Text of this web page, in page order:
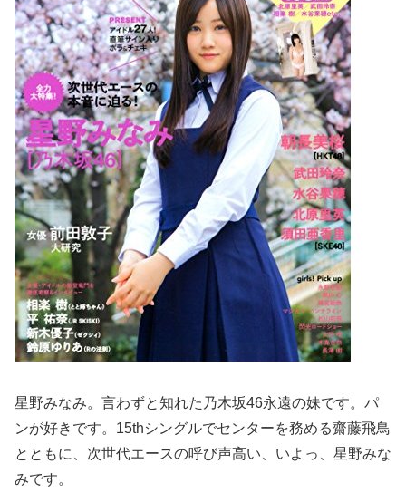
星野みなみ。言わずと知れた乃木坂46永遠の妹です。パ
ンが好きです。15thシングルでセンターを務める齋藤飛鳥
とともに、次世代エースの呼び声高い、いよっ、星野みな
みです。